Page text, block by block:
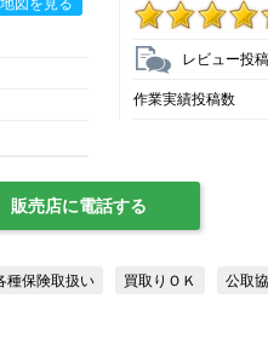
地図を見る
レビュー投
作業実績投稿数
販売店に電話する
種保険取扱い 買取りＯＫ 公取